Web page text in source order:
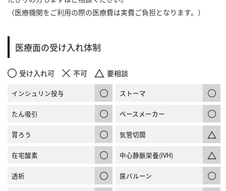
（医療機関をご利用の際の医療費は実費ご負担となります。）
医療面の受け入れ体制
受け入れ可 不可 要相談
インシュリン投与 ストーマ
たん吸引 ペースメーカー
胃ろう 気管切開
在宅酸素 中心静脈栄養(IVH)
透析 尿バルーン